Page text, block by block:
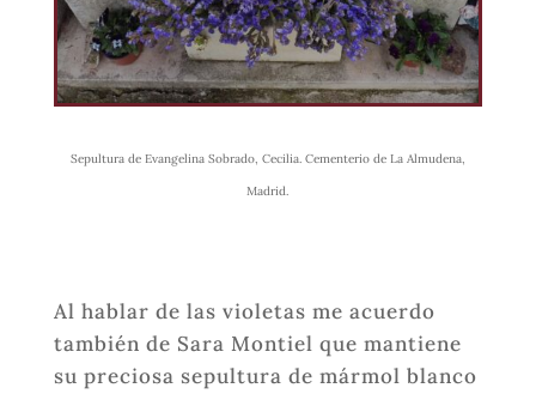
Sepultura de Evangelina Sobrado, Cecilia. Cementerio de La Almudena,
Madrid.
​Al hablar de las violetas me acuerdo
también de Sara Montiel que mantiene
su preciosa sepultura de mármol blanco